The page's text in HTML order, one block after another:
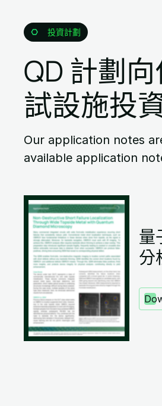
投資計劃
QD 計劃
試設施投
Our application notes
available application
量
分